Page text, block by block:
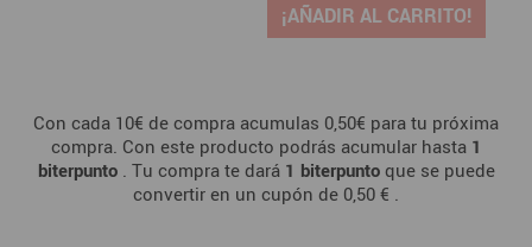
¡AÑADIR AL CARRITO!
Con cada 10€ de compra acumulas 0,50€ para tu próxima
compra. Con este producto podrás acumular hasta 1
biterpunto. Tu compra te dará 1 biterpuntoque se puede
convertir en un cupón de 0,50 €